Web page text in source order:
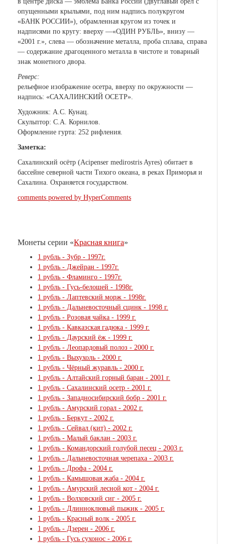
опущенными крыльями, под ним надпись полукругом
«БАНК РОССИИ»), обрамленная кругом из точек и
надписями по кругу: вверху —«ОДИН РУБЛЬ», внизу —
«2001 г.», слева — обозначение металла, проба сплава, справа
— содержание драгоценного металла в чистоте и товарный
знак монетного двора.
Реверс:
рельефное изображение осетра, вверху по окружности —
надпись: «САХАЛИНСКИЙ ОСЕТР».
Художник: А.C. Кунац.
Скульптор: С.А. Корнилов.
Оформление гурта: 252 рифления.
Заметка:
Сахалинский осётр (Acipenser medirostris Ayres) обитает в
бассейне северной части Тихого океана, в реках Приморья и
Сахалина. Охраняется государством.
comments powered by HyperComments
Монеты серии «Красная книга»
1 рубль - Зубр - 1997г.
1 рубль - Джейран - 1997г.
1 рубль - Фламинго - 1997г.
1 рубль - Гусь-белошей - 1998г.
1 рубль - Лаптевский морж - 1998г.
1 рубль - Дальневосточный сцинк - 1998 г.
1 рубль - Розовая чайка - 1999 г.
1 рубль - Кавказская гадюка - 1999 г.
1 рубль - Даурский ёж - 1999 г.
1 рубль - Леопардовый полоз - 2000 г.
1 рубль - Выхухоль - 2000 г.
1 рубль - Чёрный журавль - 2000 г.
1 рубль - Алтайский горный баран - 2001 г.
1 рубль - Cахалинский осетр - 2001 г.
1 рубль - Западносибирский бобр - 2001 г.
1 рубль - Амурский горал - 2002 г.
1 рубль - Беркут - 2002 г.
1 рубль - Сейвал (кит) - 2002 г.
1 рубль - Малый баклан - 2003 г.
1 рубль - Командорский голубой песец - 2003 г.
1 рубль - Дальневосточная черепаха - 2003 г.
1 рубль - Дрофа - 2004 г.
1 рубль - Камышовая жаба - 2004 г.
1 рубль - Амурский лесной кот - 2004 г.
1 рубль - Волховский сиг - 2005 г.
1 рубль - Длинноклювый пыжик - 2005 г.
1 рубль - Красный волк - 2005 г.
1 рубль - Дзерен - 2006 г.
1 рубль - Гусь сухонос - 2006 г.